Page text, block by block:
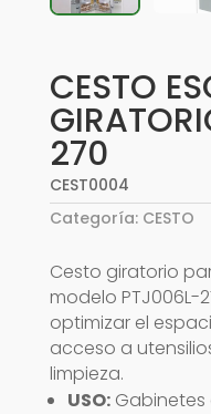
CESTO
270
CEST0004
Categoría: CESTO
Cesto giratorio
modelo PTJ006L-
optimizar el
acceso a
limpieza.
USO:Gabinetes